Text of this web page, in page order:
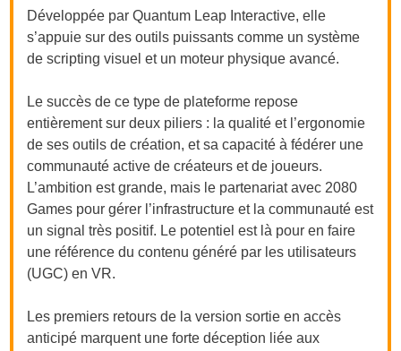
Développée par Quantum Leap Interactive, elle
s’appuie sur des outils puissants comme un système
de scripting visuel et un moteur physique avancé.
Le succès de ce type de plateforme repose
entièrement sur deux piliers : la qualité et l’ergonomie
de ses outils de création, et sa capacité à fédérer une
communauté active de créateurs et de joueurs.
L’ambition est grande, mais le partenariat avec 2080
Games pour gérer l’infrastructure et la communauté est
un signal très positif. Le potentiel est là pour en faire
une référence du contenu généré par les utilisateurs
(UGC) en VR.
Les premiers retours de la version sortie en accès
anticipé marquent une forte déception liée aux